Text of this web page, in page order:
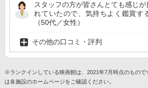
スタッフの方が皆さんとても感じが
れていたので、気持ちよく鑑賞す
（50代／女性）
その他の口コミ・評判
※ランクインしている映画館は、2021年7月時点のもので
は各施設のホームページをご確認ください。